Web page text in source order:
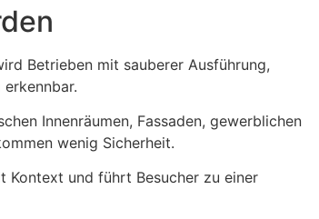
Betrieben mit sauberer Ausführung,
Innenräumen, Fassaden, gewerblichen
wenig Sicherheit.
Kontext und führt Besucher zu einer